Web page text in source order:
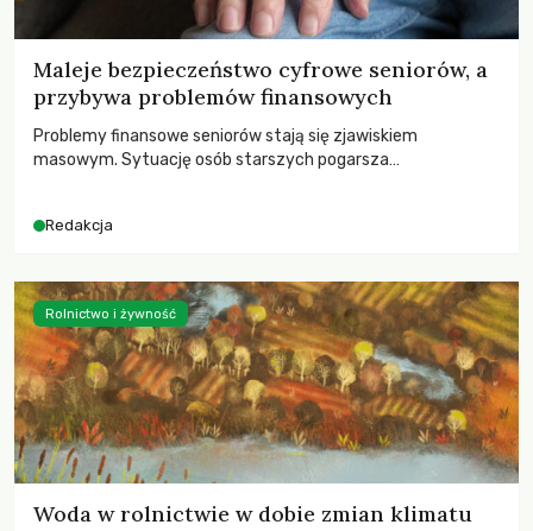
Maleje bezpieczeństwo cyfrowe seniorów, a
przybywa problemów finansowych
Problemy finansowe seniorów stają się zjawiskiem
masowym. Sytuację osób starszych pogarsza
Redakcja
Woda w rolnictwie w dobie zmian klimatu
Rolnictwo i żywność